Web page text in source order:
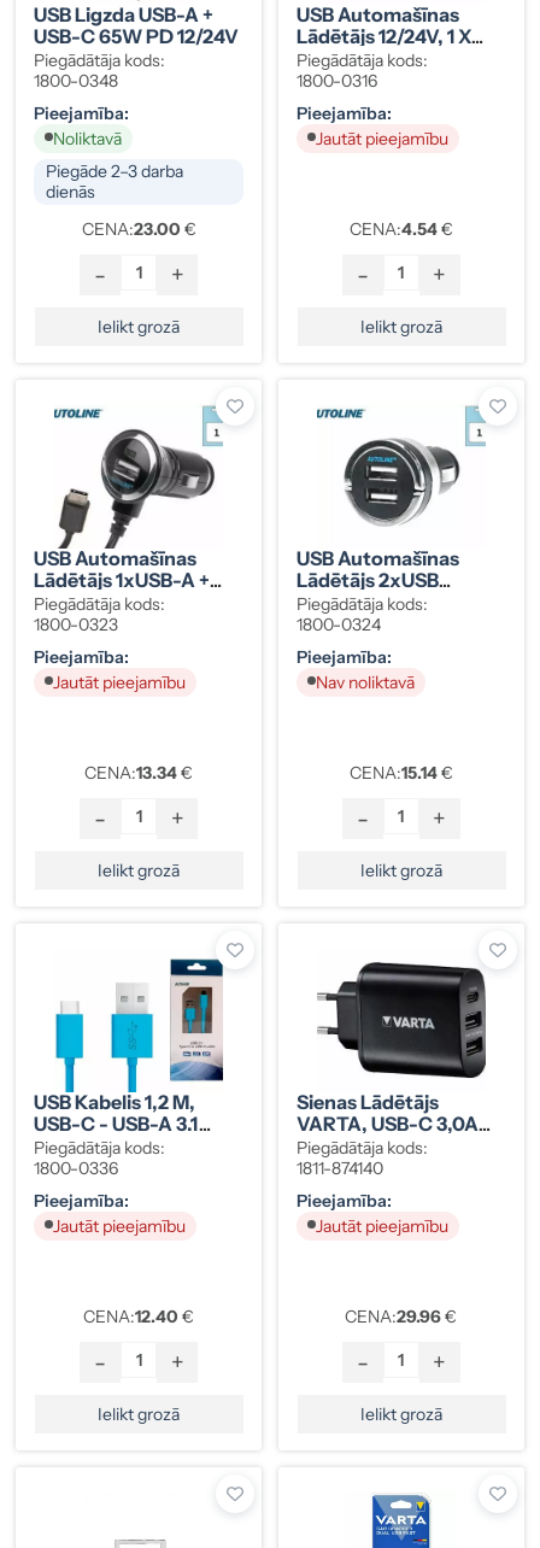
USB Ligzda USB-A +
USB-C 65W PD 12/24V
Piegādātāja kods:
1800-0348
Pieejamība:
Noliktavā
Piegāde 2–3 darba
dienās
CENA:23.00 €
- +
Ielikt grozā
USB Automašīnas
Lādētājs 12/24V, 1 X
USB, 1200mA/5V
Piegādātāja kods:
1800-0316
Pieejamība:
Jautāt pieejamību
CENA:4.54€
- +
Ielikt grozā
USB Automašīnas
Lādētājs 1xUSB-A +
Type-C Kabelis
Piegādātāja kods:
1800-0323
Pieejamība:
Jautāt pieejamību
CENA:13.34€
- +
Ielikt grozā
USB Automašīnas
Lādētājs 2xUSB
12/24V, 4,8A
Piegādātāja kods:
1800-0324
Pieejamība:
Nav noliktavā
CENA:15.14€
- +
Ielikt grozā
USB Kabelis 1,2 M,
USB-C - USB-A 3.1
Gen1
Piegādātāja kods:
1800-0336
Pieejamība:
Jautāt pieejamību
CENA:12.40 €
- +
Ielikt grozā
Sienas Lādētājs
VARTA, USB-C 3,0A
Un 2xUSB-A 2,4A
Piegādātāja kods:
1811-874140
Pieejamība:
Jautāt pieejamību
CENA:29.96€
- +
Ielikt grozā